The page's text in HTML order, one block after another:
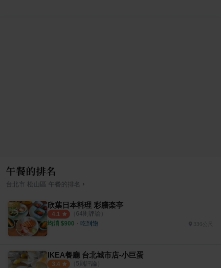
午餐的排名
台北市 松山區 午餐的排名 ›
欣葉日本料理 彩膳楽亭
4.1 （ 64則評論）
均消 $900 ・ 吃到飽
IKEA餐廳 台北城市店-小巨蛋
3.4 （ 5則評論）